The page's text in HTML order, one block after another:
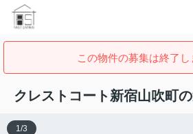
この物件の募集は終了し
クレストコート新宿山吹町
1/3